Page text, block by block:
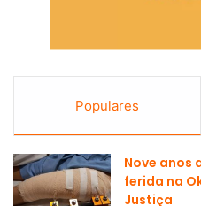
Populares
Nove anos
ferida na
Justiça